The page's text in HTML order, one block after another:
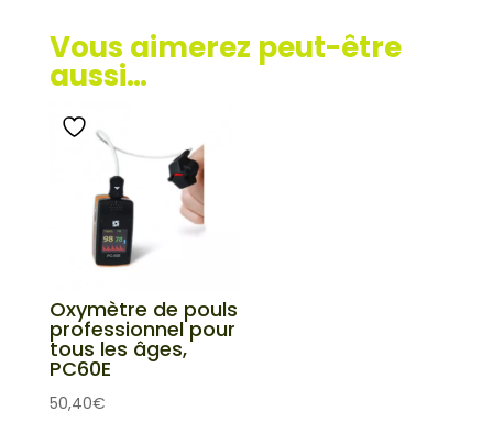
Vous aimerez peut-être
aussi…
Oxymètre de pouls
professionnel pour
tous les âges,
PC60E
50,40€